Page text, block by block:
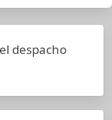
despacho